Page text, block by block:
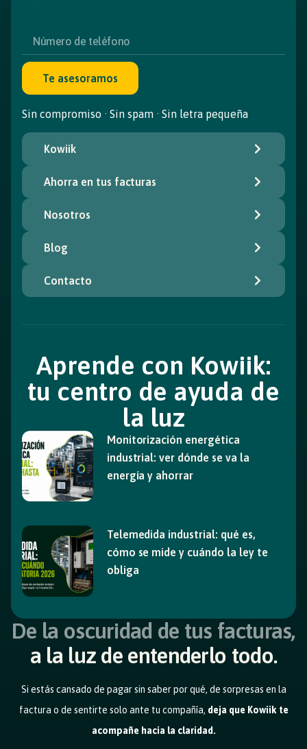
Te asesoramos
Sin compromiso · Sin spam · Sin letra pequeña
Kowiik
Ahorra en tus facturas
Nosotros
Blog
Contacto
Aprende con Kowiik:
tu centro de ayuda de
la luz
Monitorización energética
industrial: ver dónde se va la
energía y ahorrar
Telemedida industrial: qué es,
cómo se mide y cuándo la ley te
obliga
De la oscuridad de tus facturas,
a la luz de entenderlo todo.
Si estás cansado de pagar sin saber por qué, de sorpresas en la
factura o de sentirte solo ante tu compañía, deja que Kowiik te
acompañe hacia la claridad.